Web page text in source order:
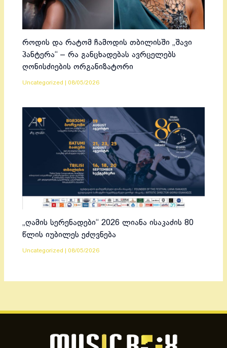
როდის და რატომ ჩამოდის თბილისში „შავი
პანტერა“ – რა განცხადებას ავრცელებს
ღონისძიების ორგანიზატორი
Uncategorized 08/05/2026
„ღამის სერენადები“ 2026 ლიანა ისაკაძის 80
წლის იუბილეს ეძღვნება
Uncategorized 08/05/2026